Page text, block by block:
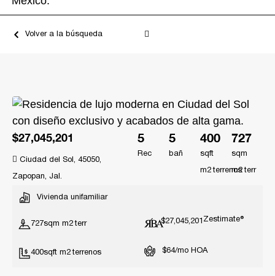
Volver a la búsqueda
$27,045,201
Ciudad del Sol, 45050,
Zapopan, Jal.
Rec
5
bañ
5
sqft
m2
400
sqm
m2
727
Vivienda unifamiliar
sqm m2
727 $27,045,201 Zestimate®
sqft m2
400 $64/mo HOA